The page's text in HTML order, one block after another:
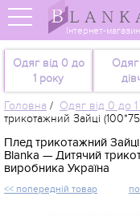
Інтернет-
Одяг від 0 до
1 року
Головна / Одяг від 0 до
трикотажний Зайці
Плед трикотажний
Blanka — Дитячий
виробника Україна
<< попередній товар